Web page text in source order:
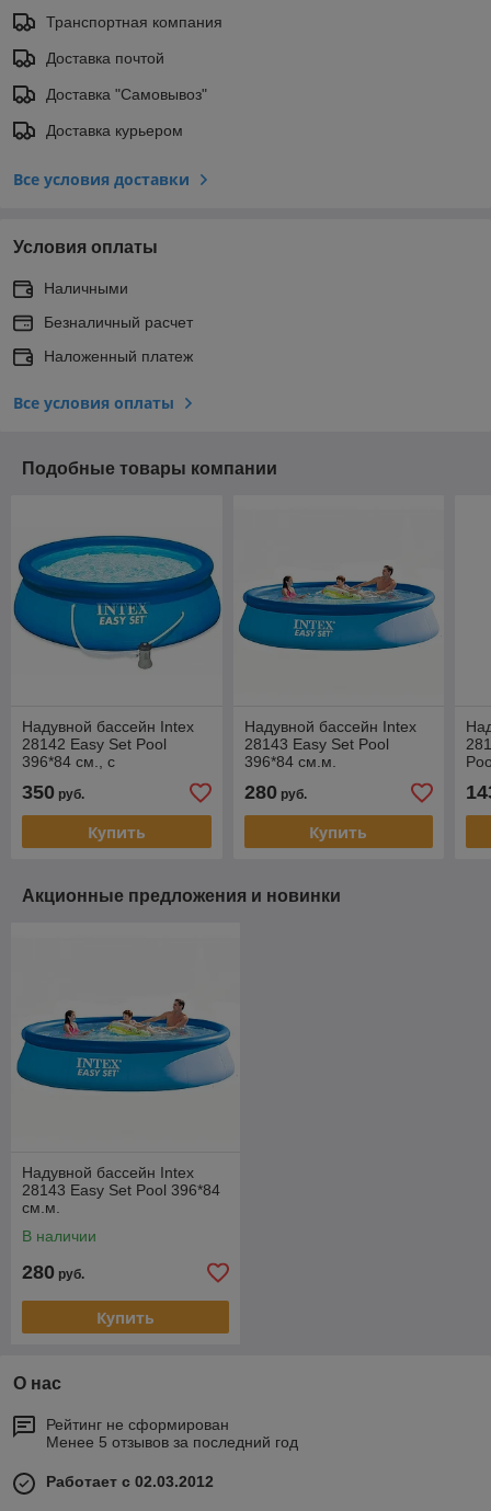
Транспортная компания
Доставка почтой
Доставка "Самовывоз"
Доставка курьером
Все условия доставки
Условия оплаты
Наличными
Безналичный расчет
Наложенный платеж
Все условия оплаты
Подобные товары компании
Надувной бассейн Intex
28142 Easy Set Pool
396*84 см., с
фильтрующим насосом.
350 руб.
Купить
Надувной бассейн Intex
28143 Easy Set Pool
396*84 см.м.
280руб.
Купить
Акционные предложения и новинки
Надувной бассейн Intex
28143 Easy Set Pool 396*84
см.м.
В наличии
280 руб.
Купить
О нас
Рейтинг не сформирован
Менее 5 отзывов за последний год
Работает с 02.03.2012